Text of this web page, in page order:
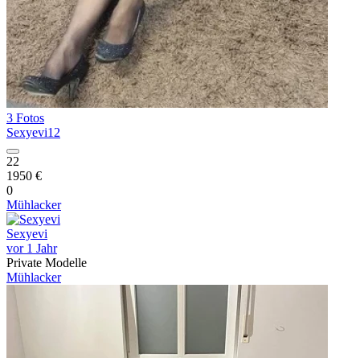
3 Fotos
Sexyevi12
22
1950 €
0
Mühlacker
Sexyevi
vor 1 Jahr
Private Modelle
Mühlacker